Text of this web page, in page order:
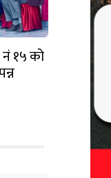
नं १५ को